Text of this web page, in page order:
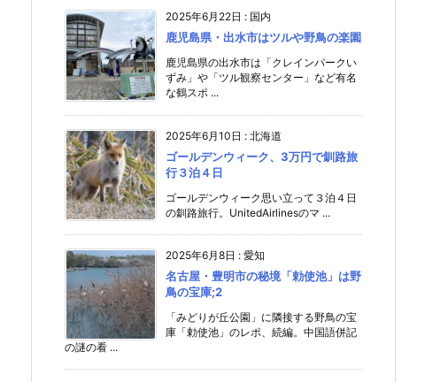
2025年6月22日 : 国内
鹿児島県・出水市はツルや野鳥の楽園
鹿児島県の出水市は「クレインパークい
ずみ」や「ツル観察センター」など有名
な鶴スポ ...
2025年6月10日 : 北海道
ゴールデンウィーク、3万円で釧路旅
行３泊４日
ゴールデンウィーク思い立って３泊４日
の釧路旅行。UnitedAirlinesのマ ...
2025年6月8日 : 愛知
名古屋・豊明市の秘境「勅使池」は野
鳥の宝庫;2
「みどりが丘公園」に隣接する野鳥の宝
庫「勅使池」のレポ、続編。中国語併記
の謎の看 ...